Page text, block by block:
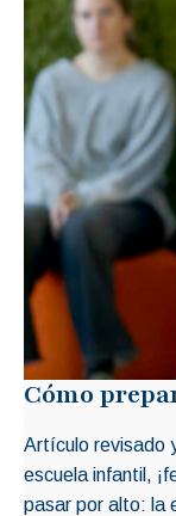
Cómo
Artículo revisado
escuela infantil,
pasar por alto: la